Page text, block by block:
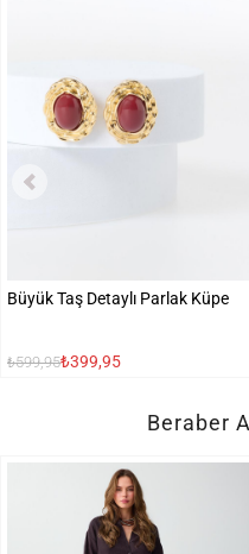
Büyük Taş Detaylı Parlak Küpe
₺599,95₺399,95
Beraber